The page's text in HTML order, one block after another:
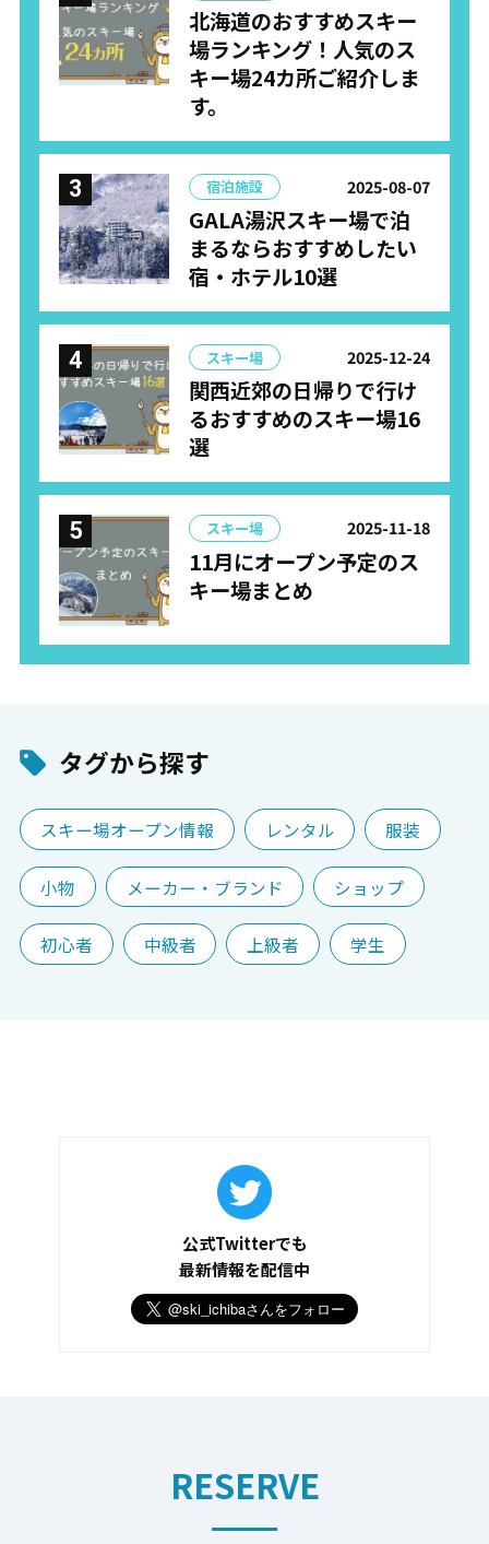
北海道のおすすめスキー
場ランキング！人気のス
キー場24カ所ご紹介しま
す。
宿泊施設 2025-08-07
GALA湯沢スキー場で泊
まるならおすすめしたい
宿・ホテル10選
スキー場 2025-12-24
関西近郊の日帰りで行け
るおすすめのスキー場16
選
スキー場 2025-11-18
11月にオープン予定のス
キー場まとめ
タグから探す
スキー場オープン情報 レンタル 服装
小物 メーカー・ブランド ショップ
初心者 中級者 上級者 学生
公式Twitterでも
最新情報を配信中
RESERVE